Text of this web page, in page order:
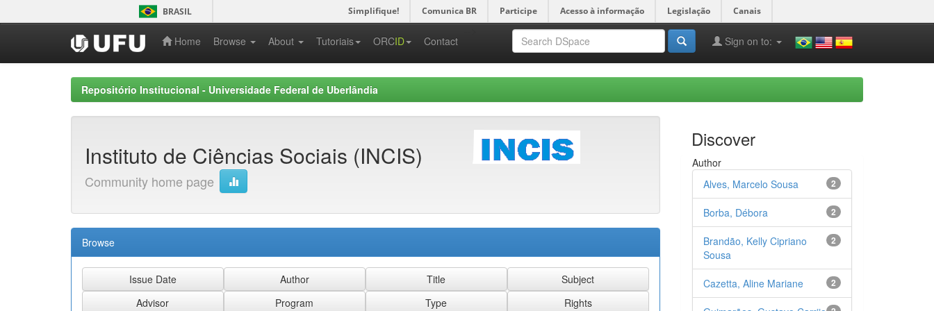
navigation
BRASIL Simplifique! Comunica BR Participe Acesso à informação Legislação Canais
Home Browse About Tutoriais ORCID Contact Sign on to:
Repositório Institucional - Universidade Federal de Uberlândia
Instituto de Ciências Sociais (INCIS)
Community home page
Browse
Discover
Author
2
Alves, Marcelo Sousa
2
Borba, Débora
2
Brandão, Kelly Cipriano
Sousa
2
Cazetta, Aline Mariane